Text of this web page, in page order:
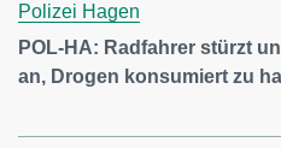
Polizei Hagen
POL-HA: Radfahrer stürzt
an, Drogen konsumiert zu